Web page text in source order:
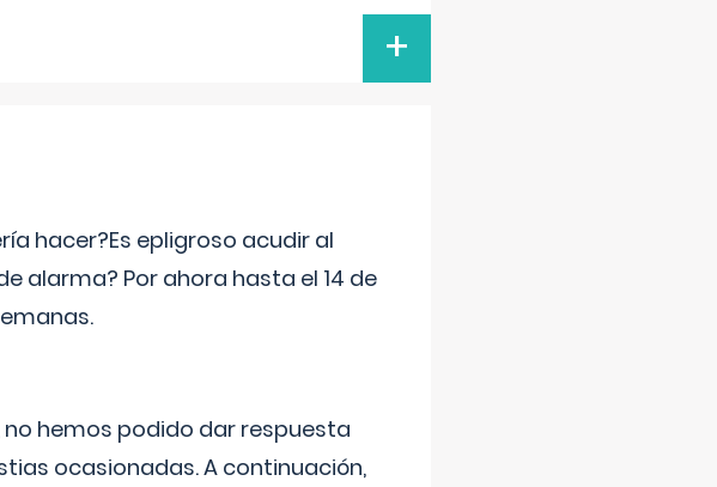
+
hacer?Es epligroso acudir al
alarma? Por ahora hasta el 14 de
hemos podido dar respuesta
ocasionadas. A continuación,